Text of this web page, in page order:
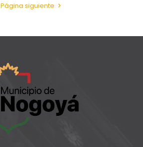
Página siguiente